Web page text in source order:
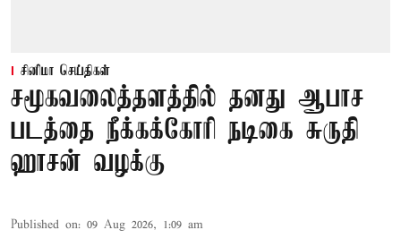
சினிமா செய்திகள்
சமூகவலைத்தளத்தில் தனது ஆபாச
படத்தை நீக்கக்கோரி நடிகை சுருதி
ஹாசன் வழக்கு
Published on: 09 Aug 2026, 1:09 am